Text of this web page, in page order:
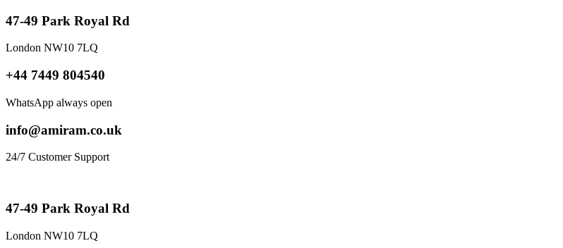
47-49 Park Royal Rd
London NW10 7LQ
+44 7449 804540
WhatsApp always open
info@amiram.co.uk
24/7 Customer Support
47-49 Park Royal Rd
London NW10 7LQ